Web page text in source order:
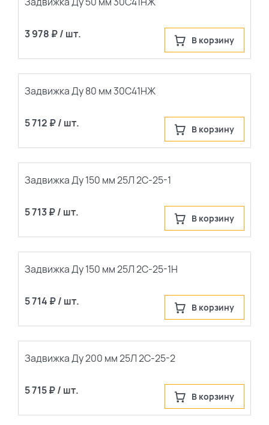
3 978 ₽ / шт. В корзину
Задвижка Ду 80 мм 30С41НЖ
5 712 ₽ / шт. В корзину
Задвижка Ду 150 мм 25Л 2С-25-1
5 713 ₽ / шт. В корзину
Задвижка Ду 150 мм 25Л 2С-25-1Н
5 714 ₽ / шт. В корзину
Задвижка Ду 200 мм 25Л 2С-25-2
5 715 ₽ / шт. В корзину